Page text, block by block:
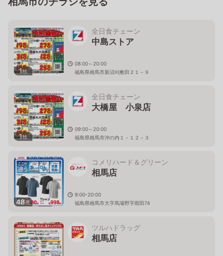
1枚
全日食チェーン
中島ストア
08:00～20:00
福島県相馬市新沼刈敷田２１－９
1枚
全日食チェーン
大橋屋 小泉店
09:00～20:00
福島県相馬市沖の内１－１２－３
48枚
コメリハード＆グリーン
相馬店
9:00-20:00
福島県相馬市大字馬場野字雨田74
ツルハドラッグ
相馬店